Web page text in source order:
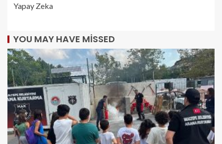
Yapay Zeka
YOU MAY HAVE MISSED